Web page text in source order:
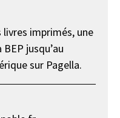
livres imprimés, une
jusqu’au
sur Pagella.